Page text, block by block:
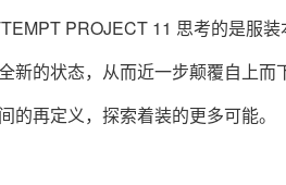
PROJECT 11 思考的是服
新的状态，从而近一步颠覆自上
的再定义，探索着装的更多可能。